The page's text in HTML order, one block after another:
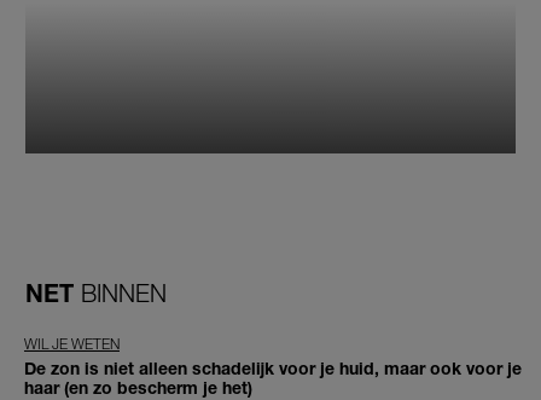
NET BINNEN
WIL JE WETEN
De zon is niet alleen schadelijk voor je huid, maar ook voor je
haar (en zo bescherm je het)